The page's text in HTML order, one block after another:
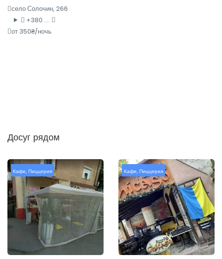
село Солочин, 266
+380 ....
от 350₴/ночь
Досуг рядом
Кафе, Пиццерия Кафе, Пиццерия